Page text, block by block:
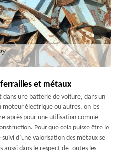
et métaux
dans une batterie de voiture, dans un
moteur électrique ou autres, on les
après pour une utilisation comme
Pour que cela puisse être le
d’une valorisation des métaux se
aussi dans le respect de toutes les